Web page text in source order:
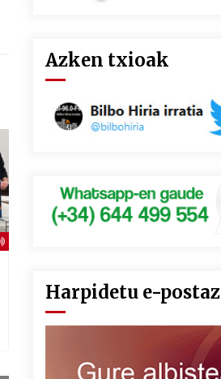
Azken txioak
Harpidetu e-postaz